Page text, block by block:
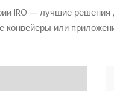
IRO — лучшие
или